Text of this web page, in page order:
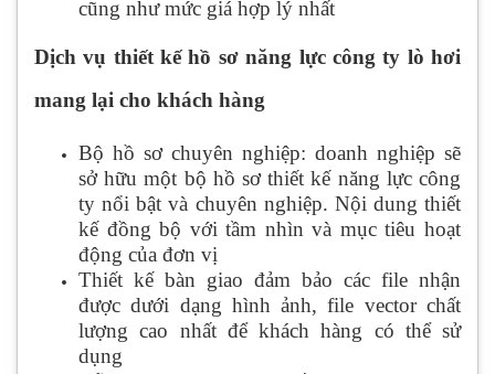
cũng như mức giá hợp lý nhất
Dịch vụ thiết kế hồ sơ năng lực công ty lò hơi
mang lại cho khách hàng
Bộ hồ sơ chuyên nghiệp: doanh nghiệp sẽ
sở hữu một bộ hồ sơ thiết kế năng lực công
ty nổi bật và chuyên nghiệp. Nội dung thiết
kế đồng bộ với tầm nhìn và mục tiêu hoạt
động của đơn vị
Thiết kế bàn giao đảm bảo các file nhận
được dưới dạng hình ảnh, file vector chất
lượng cao nhất để khách hàng có thể sử
dụng